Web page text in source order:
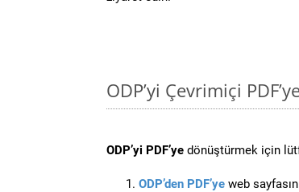
ODP’yi Çevrimiçi
ODP’yi PDF’ye dönüştürmek için
ODP’den PDF’ye web